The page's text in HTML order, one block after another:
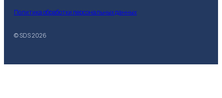
© SDS2026
Политика обработки персональных данных